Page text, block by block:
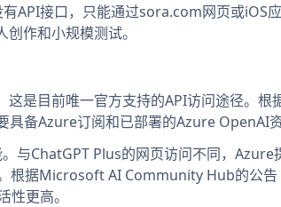
API接口，只能通过sora.com网页或iOS
作和小规模测试。
是目前唯一官方支持的API访问途径。
备Azure订阅和已部署的Azure OpenAI资
与ChatGPT Plus的网页访问不同，Azure
根据Microsoft AI Community Hub的公告
更高。